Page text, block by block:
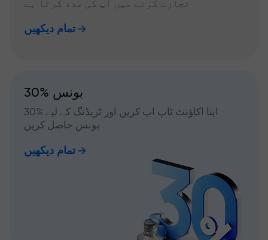
تجارت کرنے میں آپ کی مدد کرتا ہے
تمام دیکھیں
30% بونس
اپنا اکاؤنٹ ٹاپ اپ کریں اور ٹریڈنگ کے لیے %30
بونس حاصل کریں
تمام دیکھیں